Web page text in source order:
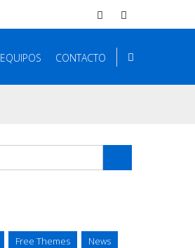
EQUIPOS CONTACTO
Free Themes
News